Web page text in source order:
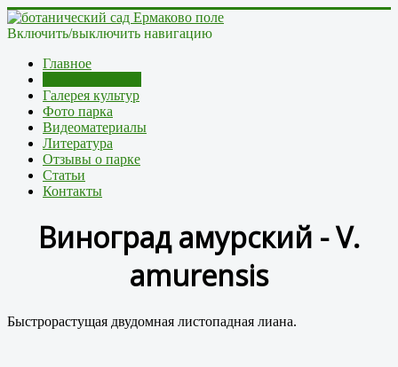
Включить/выключить навигацию
Главное
Галерея культур
Фото парка
Видеоматериалы
Литература
Отзывы о парке
Статьи
Контакты
Виноградамурский -V.
amurensis
Быстрорастущая двудомная листопадная лиана.